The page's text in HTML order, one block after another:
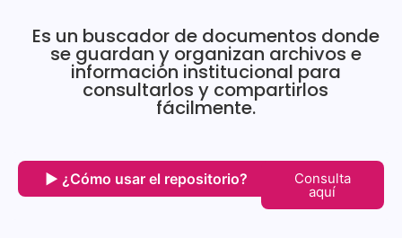
Es un buscador de documentos donde
se guardan y organizan archivos e
información institucional para
consultarlos y compartirlos
fácilmente.
▶ ¿Cómo usar el repositorio? Consulta
aquí